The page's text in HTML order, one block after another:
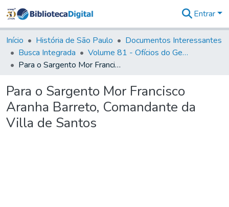
&
Coleções
Tudo na
Biblioteca
Estatísticas
Entrar
Início História de São Paulo
Documentos Interessantes
Busca Integrada
Volume 81 - Ofícios do General Martim Lopes de Saldanha (Governador da Capitania)
Para o Sargento Mor Francisco Aranha Barreto, Comandante da Villa de Santos
Para o Sargento Mor Francisco
Aranha Barreto, Comandante da
Villa de Santos